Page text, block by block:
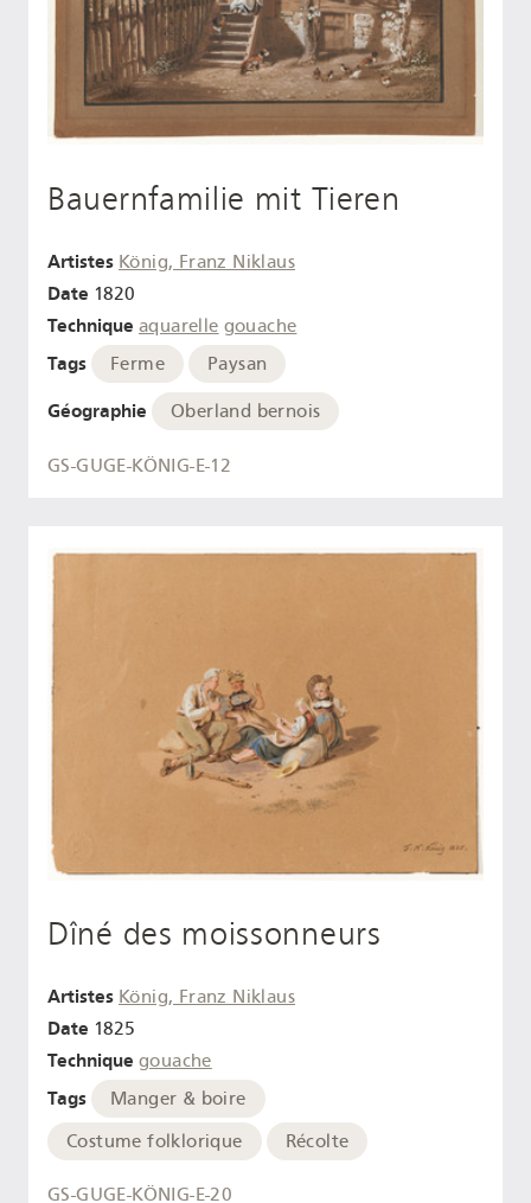
Bauernfamilie mit Tieren
Artistes König, Franz Niklaus
Date 1820
Technique aquarelle gouache
Tags Ferme Paysan
Géographie Oberland bernois
GS-GUGE-KÖNIG-E-12
Dîné des moissonneurs
Artistes König, Franz Niklaus
Date 1825
Technique gouache
Tags
Manger & boire
Costume folklorique
Récolte
GS-GUGE-KÖNIG-E-20